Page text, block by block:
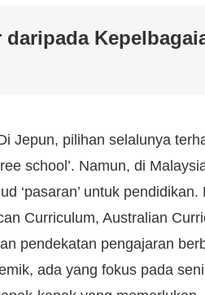
daripada
Jepun, pilihan selalunya
school’. Namun, di
‘pasaran’ untuk pendidikan.
Curriculum, Australian
pendekatan pengajaran
ada yang fokus pada